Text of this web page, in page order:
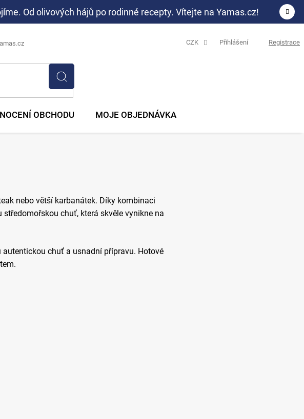
Od olivových hájů po rodinné recepty. Vítejte na Yamas.cz!
CZK Přihlášení Registrace
OBCHODU MOJE OBJEDNÁVKA
nebo větší karbanátek. Díky kombinaci
chuť, která skvěle vynikne na
autentickou chuť a usnadní přípravu. Hotové